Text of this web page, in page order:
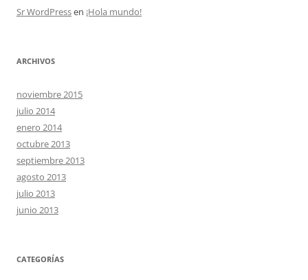
Sr WordPressen ¡Hola mundo!
ARCHIVOS
noviembre 2015
julio 2014
enero 2014
octubre 2013
septiembre 2013
agosto 2013
julio 2013
junio 2013
CATEGORÍAS